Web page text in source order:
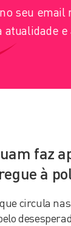
seu
faz
à
circula